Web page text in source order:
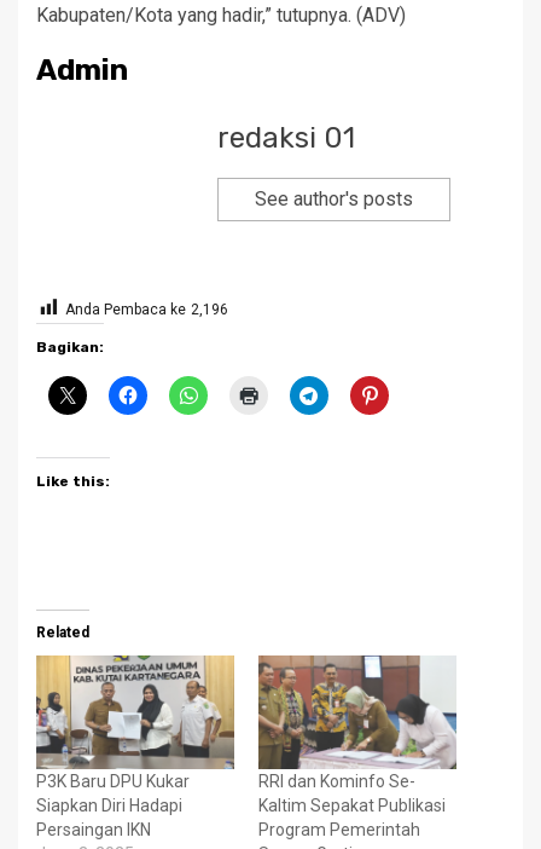
Kabupaten/Kota yang hadir,” tutupnya. (ADV)
Admin
redaksi 01
See author's posts
Anda Pembaca ke 2,196
Bagikan:
Like this:
Related
P3K Baru DPU Kukar
Siapkan Diri Hadapi
Persaingan IKN
RRI dan Kominfo Se-
Kaltim Sepakat Publikasi
Program Pemerintah